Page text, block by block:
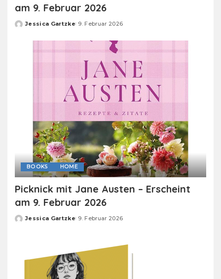
am 9. Februar 2026
Posted
Jessica Gartzke 9. Februar 2026
BOOKS HOME
Picknick mit Jane Austen – Erscheint
am 9. Februar 2026
Posted
Jessica Gartzke 9. Februar 2026